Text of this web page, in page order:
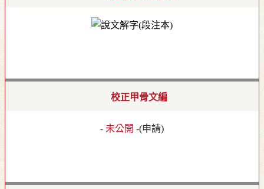
校正甲骨文編
- 未公開 -(申請)